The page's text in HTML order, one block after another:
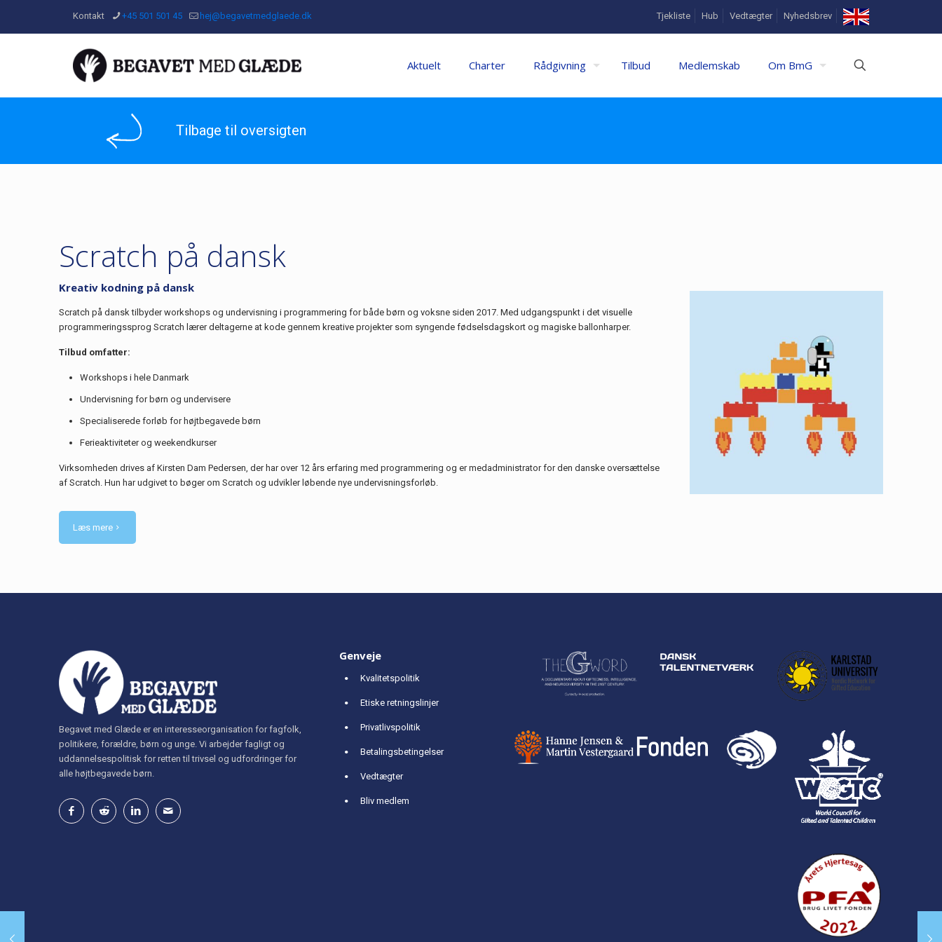
Kontakt +45 501 501 45 hej@begavetmedglaede.dk Tjekliste Hub Vedtægter Nyhedsbrev
In
Aktuelt Charter Rådgivning Tilbud Medlemskab Om BmG
Tilbage til oversigten
Scratch på dansk
Kreativ kodning på dansk
Scratch på dansk tilbyder workshops og undervisning i programmering for både børn og voksne siden 2017. Med udgangspunkt i det visuelle
programmeringssprog Scratch lærer deltagerne at kode gennem kreative projekter som syngende fødselsdagskort og magiske ballonharper.
Tilbud omfatter:
Workshops i hele Danmark
Undervisning for børn og undervisere
Specialiserede forløb for højtbegavede børn
Ferieaktiviteter og weekendkurser
Virksomheden drives af Kirsten Dam Pedersen, der har over 12 års erfaring med programmering og er medadministrator for den danske oversættelse
af Scratch. Hun har udgivet to bøger om Scratch og udvikler løbende nye undervisningsforløb.
Læs mere
Begavet med Glæde er en interesseorganisation for fagfolk,
politikere, forældre, børn og unge. Vi arbejder fagligt og
uddannelsespolitisk for retten til trivsel og udfordringer for
alle højtbegavede børn.
Genveje
Kvalitetspolitik
Etiske retningslinjer
Privatlivspolitik
Betalingsbetingelser
Vedtægter
Bliv medlem